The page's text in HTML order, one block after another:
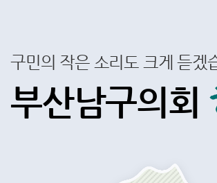
구민의 작은 소리도 크게 듣겠
부산남구의회